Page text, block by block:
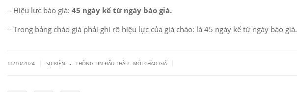
– Hiệu lực báo giá: 45 ngày kể từ ngày báo giá.
– Trong bảng chào giá phải ghi rõ hiệu lực của giá chào: là 45 ngày kể từ ngày báo giá.
11/10/2024 SỰ KIỆN . THÔNG TIN ĐẤU THẦU - MỜI CHÀO GIÁ